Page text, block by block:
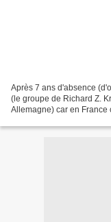
Après 7 ans d'absence
(le groupe de Richard Z.
Allemagne) car en France